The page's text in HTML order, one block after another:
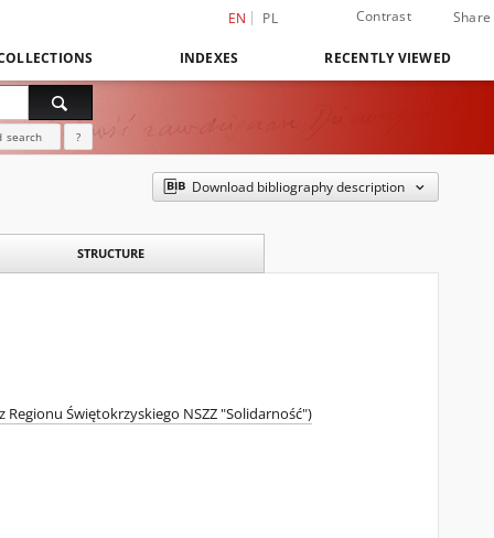
EN PL Contrast Share
INDEXES RECENTLY VIEWED
search ?
Download bibliography description
STRUCTURE
Regionu Świętokrzyskiego NSZZ "Solidarność")